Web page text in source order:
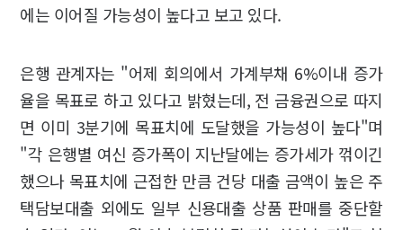
에는 이어질 가능성이 높다고 보고 있다.
은행 관계자는 "어제 회의에서 가계부채 6%이내 증가
율을 목표로 하고 있다고 밝혔는데, 전 금융권으로 따지
면 이미 3분기에 목표치에 도달했을 가능성이 높다"며
"각 은행별 여신 증가폭이 지난달에는 증가세가 꺾이긴
했으나 목표치에 근접한 만큼 건당 대출 금액이 높은 주
택담보대출 외에도 일부 신용대출 상품 판매를 중단할